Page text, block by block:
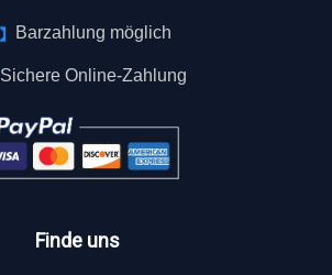
Barzahlung möglich
Sichere Online-Zahlung
Finde uns